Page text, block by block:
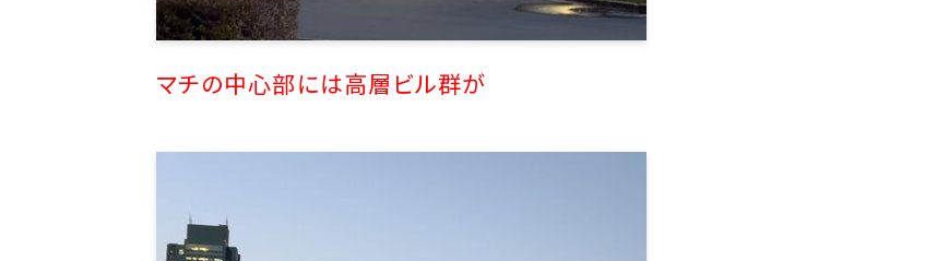
マチの中心部には高層ビル群が